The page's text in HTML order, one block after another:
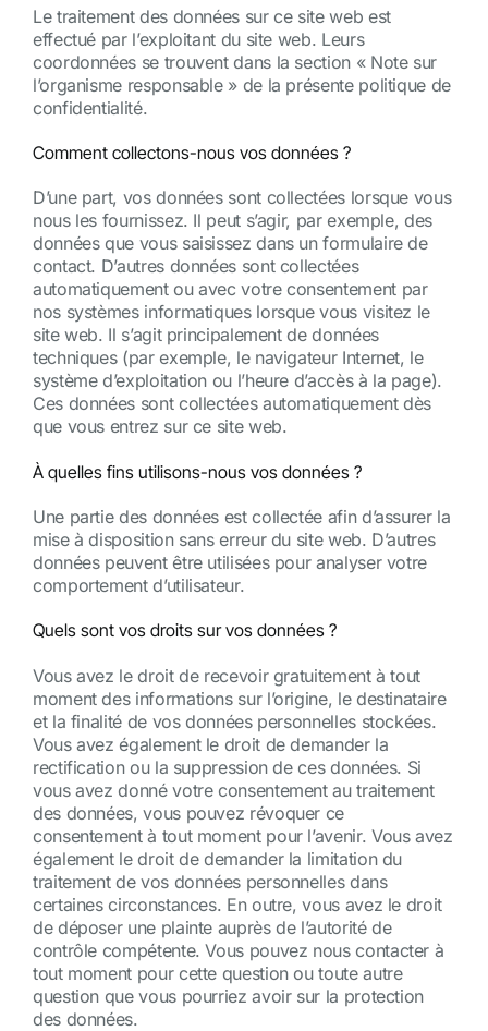
Le traitement des données sur ce site web est
effectué par l’exploitant du site web. Leurs
coordonnées se trouvent dans la section « Note sur
l’organisme responsable » de la présente politique de
confidentialité.
Comment collectons-nous vos données ?
D’une part, vos données sont collectées lorsque vous
nous les fournissez. Il peut s’agir, par exemple, des
données que vous saisissez dans un formulaire de
contact. D’autres données sont collectées
automatiquement ou avec votre consentement par
nos systèmes informatiques lorsque vous visitez le
site web. Il s’agit principalement de données
techniques (par exemple, le navigateur Internet, le
système d’exploitation ou l’heure d’accès à la page).
Ces données sont collectées automatiquement dès
que vous entrez sur ce site web.
À quelles fins utilisons-nous vos données ?
Une partie des données est collectée afin d’assurer la
mise à disposition sans erreur du site web. D’autres
données peuvent être utilisées pour analyser votre
comportement d’utilisateur.
Quels sont vos droits sur vos données ?
Vous avez le droit de recevoir gratuitement à tout
moment des informations sur l’origine, le destinataire
et la finalité de vos données personnelles stockées.
Vous avez également le droit de demander la
rectification ou la suppression de ces données. Si
vous avez donné votre consentement au traitement
des données, vous pouvez révoquer ce
consentement à tout moment pour l’avenir. Vous avez
également le droit de demander la limitation du
traitement de vos données personnelles dans
certaines circonstances. En outre, vous avez le droit
de déposer une plainte auprès de l’autorité de
contrôle compétente. Vous pouvez nous contacter à
tout moment pour cette question ou toute autre
question que vous pourriez avoir sur la protection
des données.